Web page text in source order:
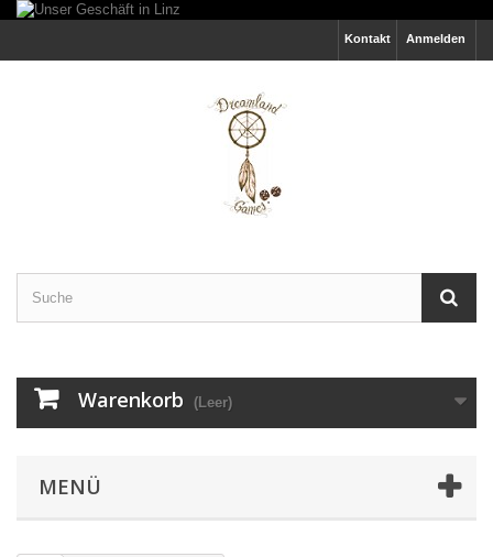
Anmelden
Kontakt
Warenkorb (Leer)
MENÜ